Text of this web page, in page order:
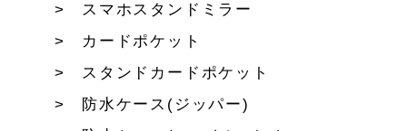
スマホスタンドミラー
カードポケット
スタンドカードポケット
防水ケース(ジッパー)